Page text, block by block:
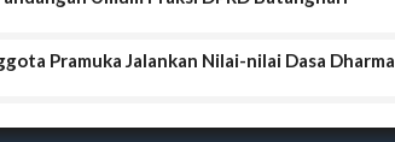
Pramuka Jalankan Nilai-nilai Dasa Dharma